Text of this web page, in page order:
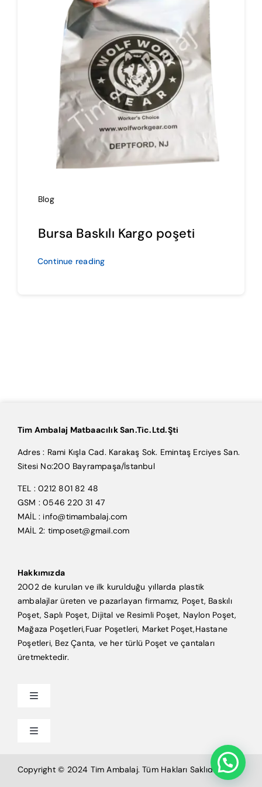
Blog
Bursa Baskılı Kargo poşeti
Continue reading
Tim Ambalaj Matbaacılık San.Tic.Ltd.Şti
Adres : Rami Kışla Cad. Karakaş Sok. Emintaş Erciyes San.
Sitesi No:200 Bayrampaşa/İstanbul
TEL : 0212 801 82 48
GSM : 0546 220 31 47
MAİL : info@timambalaj.com
MAİL 2: timposet@gmail.com
Hakkımızda
2002 de kurulan ve ilk kurulduğu yıllarda plastik
ambalajlar üreten ve pazarlayan firmamız, Poşet, Baskılı
Poşet, Saplı Poşet, Dijital ve Resimli Poşet, Naylon Poşet,
Mağaza Poşetleri,Fuar Poşetleri, Market Poşet,Hastane
Poşetleri, Bez Çanta, ve her türlü Poşet ve çantaları
üretmektedir.
Toggle
Anasayfa
Tim Ambalaj
Toggle
Copyright © 2024 Tim Ambalaj. Tüm Hakları Saklıdır.